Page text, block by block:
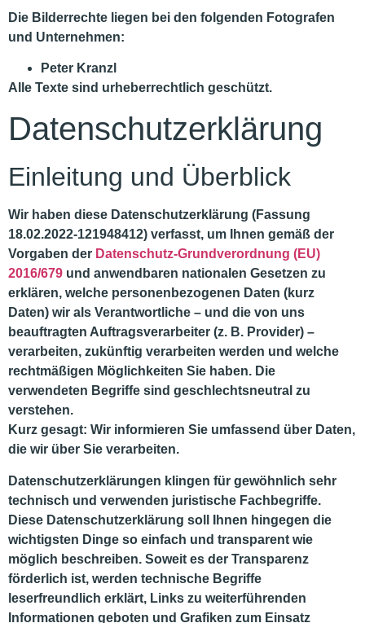
Die Bilderrechte liegen bei den folgenden Fotografen
und Unternehmen:
Peter Kranzl
Alle Texte sind urheberrechtlich geschützt.
Datenschutzerklärung
Einleitung und Überblick
Wir haben diese Datenschutzerklärung (Fassung
18.02.2022-121948412) verfasst, um Ihnen gemäß der
Vorgaben der Datenschutz-Grundverordnung (EU)
2016/679 und anwendbaren nationalen Gesetzen zu
erklären, welche personenbezogenen Daten (kurz
Daten) wir als Verantwortliche – und die von uns
beauftragten Auftragsverarbeiter (z. B. Provider) –
verarbeiten, zukünftig verarbeiten werden und welche
rechtmäßigen Möglichkeiten Sie haben. Die
verwendeten Begriffe sind geschlechtsneutral zu
verstehen.
Kurz gesagt: Wir informieren Sie umfassend über Daten,
die wir über Sie verarbeiten.
Datenschutzerklärungen klingen für gewöhnlich sehr
technisch und verwenden juristische Fachbegriffe.
Diese Datenschutzerklärung soll Ihnen hingegen die
wichtigsten Dinge so einfach und transparent wie
möglich beschreiben. Soweit es der Transparenz
förderlich ist, werden technische Begriffe
leserfreundlich erklärt, Links zu weiterführenden
Informationen geboten und Grafiken zum Einsatz